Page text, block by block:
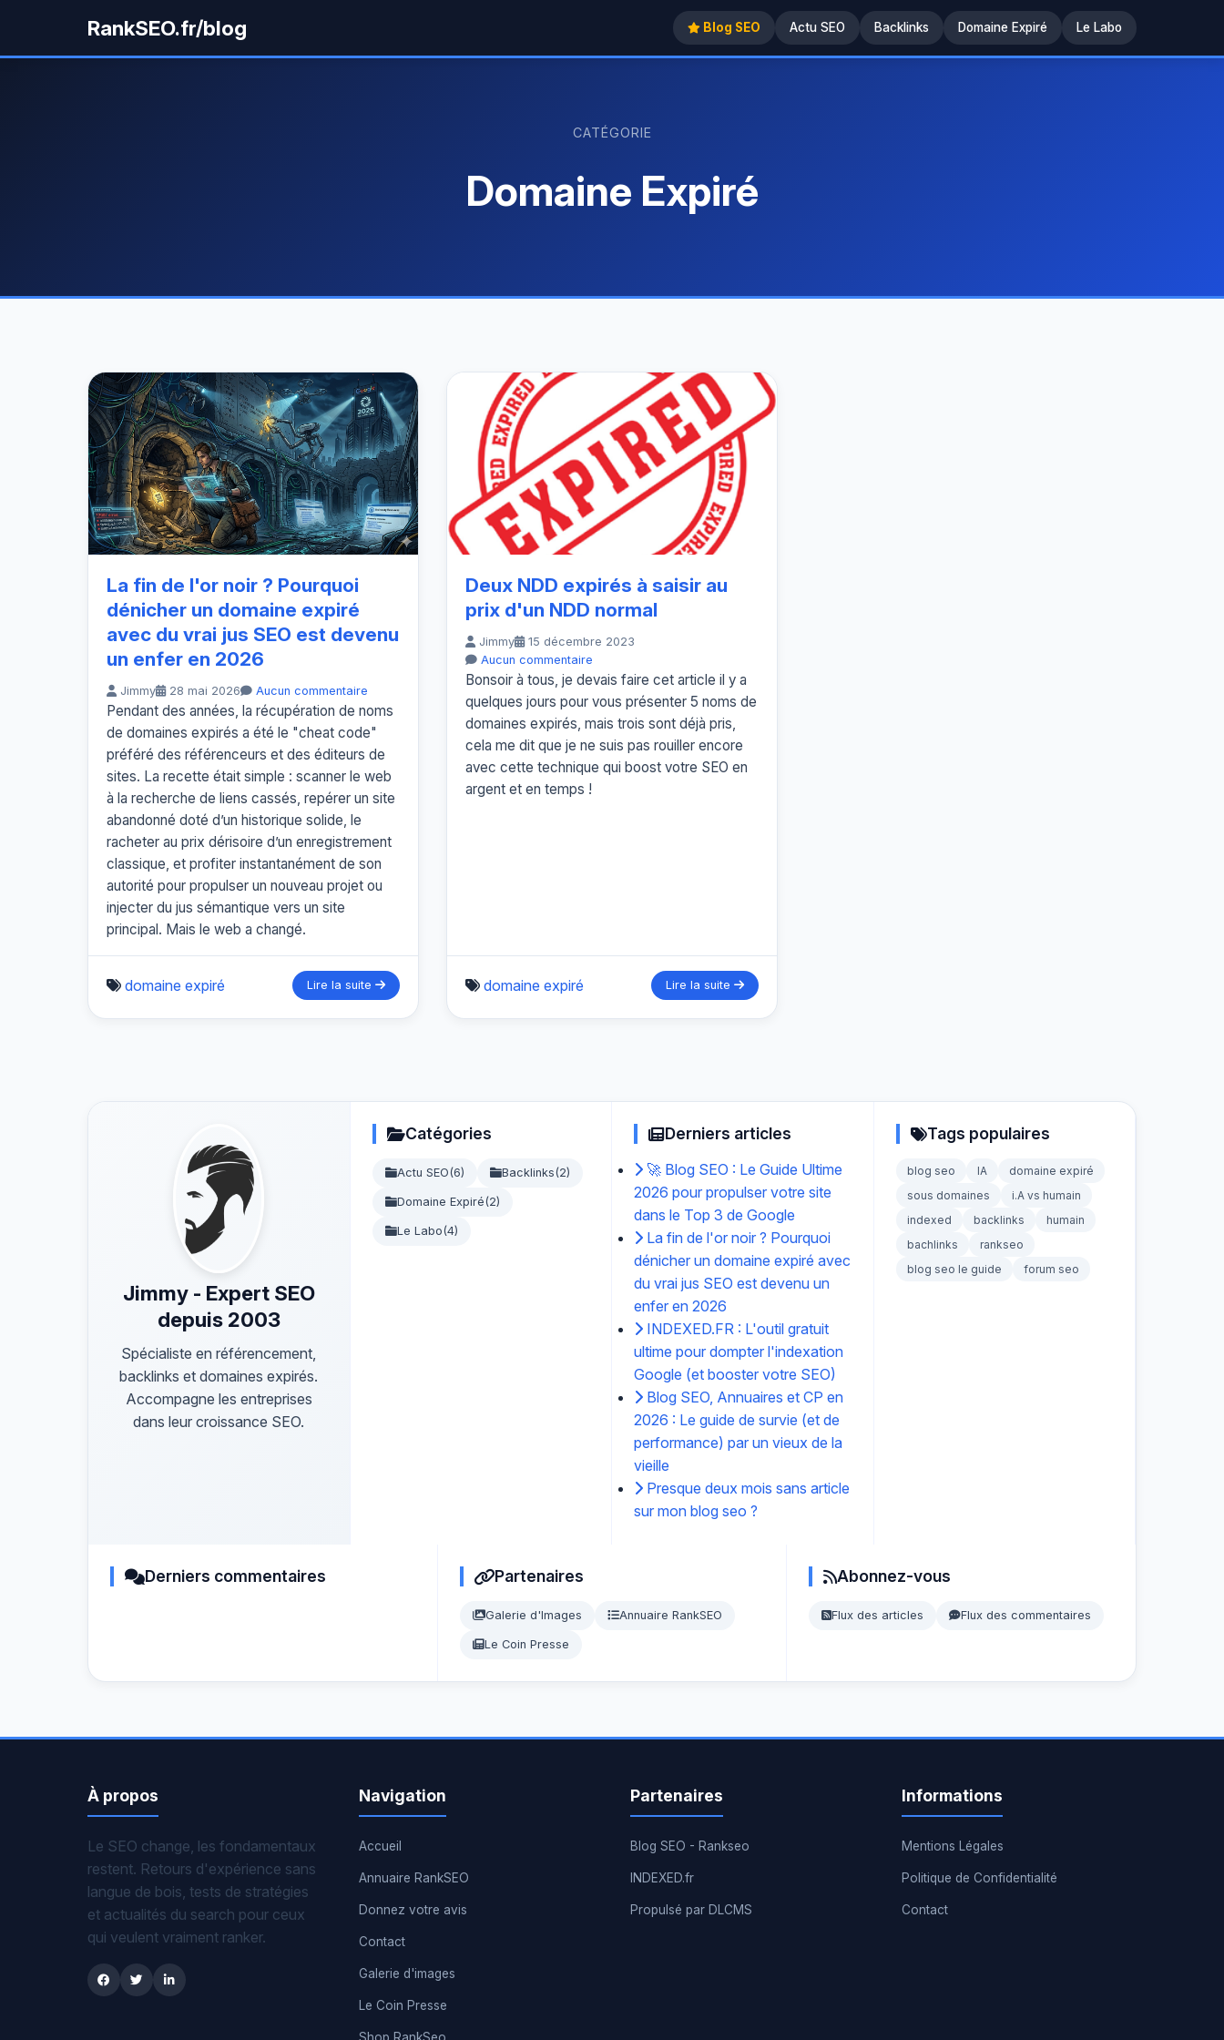
RankSEO.fr/blog Blog SEO Actu SEO Backlinks Domaine Expiré Le Labo
CATÉGORIE
Domaine Expiré
La fin de l'or noir ? Pourquoi
dénicher un domaine expiré
avec du vrai jus SEO est devenu
un enfer en 2026
Jimmy 28 mai 2026 Aucun commentaire
Pendant des années, la récupération de noms
de domaines expirés a été le "cheat code"
préféré des référenceurs et des éditeurs de
sites. La recette était simple : scanner le web
à la recherche de liens cassés, repérer un site
abandonné doté d’un historique solide, le
racheter au prix dérisoire d’un enregistrement
classique, et profiter instantanément de son
autorité pour propulser un nouveau projet ou
injecter du jus sémantique vers un site
principal. Mais le web a changé.
domaine expiré Lire la suite
Deux NDD expirés à saisir au
prix d'un NDD normal
Jimmy
15 décembre 2023
Aucun commentaire
Bonsoir à tous, je devais faire cet article il y a
quelques jours pour vous présenter 5 noms de
domaines expirés, mais trois sont déjà pris,
cela me dit que je ne suis pas rouiller encore
avec cette technique qui boost votre SEO en
argent et en temps !
domaine expiré Lire la suite
Jimmy - Expert SEO
depuis 2003
Spécialiste en référencement,
backlinks et domaines expirés.
Accompagne les entreprises
dans leur croissance SEO.
Catégories
Actu SEO(6) Backlinks(2)
Domaine Expiré(2)
Le Labo(4)
Derniers articles
🚀 Blog SEO : Le Guide Ultime
2026 pour propulser votre site
dans le Top 3 de Google
La fin de l'or noir ? Pourquoi
dénicher un domaine expiré avec
du vrai jus SEO est devenu un
enfer en 2026
INDEXED.FR : L'outil gratuit
ultime pour dompter l'indexation
Google (et booster votre SEO)
Blog SEO, Annuaires et CP en
2026 : Le guide de survie (et de
performance) par un vieux de la
vieille
Presque deux mois sans article
sur mon blog seo ?
Tags populaires
blog seo IA
domaine expiré
sous domaines
i.A vs humain
indexed
backlinks
humain
bachlinks
rankseo
blog seo le guide
forum seo
Derniers commentaires Partenaires
Galerie d'Images Annuaire RankSEO
Le Coin Presse
Abonnez-vous
Flux des articles Flux des commentaires
À propos
Le SEO change, les fondamentaux
restent. Retours d'expérience sans
langue de bois, tests de stratégies
et actualités du search pour ceux
qui veulent vraiment ranker.
Navigation
Accueil
Annuaire RankSEO
Donnez votre avis
Contact
Galerie d'images
Le Coin Presse
Partenaires
Blog SEO - Rankseo
INDEXED.fr
Propulsé par DLCMS
Informations
Mentions Légales
Politique de Confidentialité
Contact